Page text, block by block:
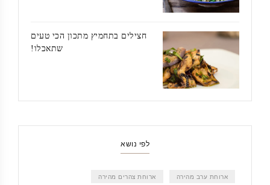
חצילים בתחמיץ מתכון הכי טעים
שתאכלו!
לפי נושא
ארוחת ערב מהירה ארוחת צהרים מהירה